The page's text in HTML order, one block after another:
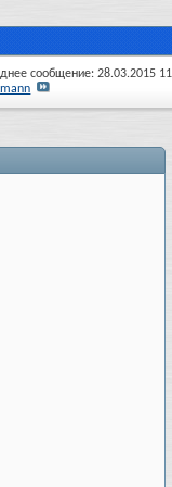
сообщение: 28.03.2015